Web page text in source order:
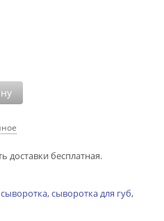
доставки бесплатная.
сыворотка,сыворотка для губ,